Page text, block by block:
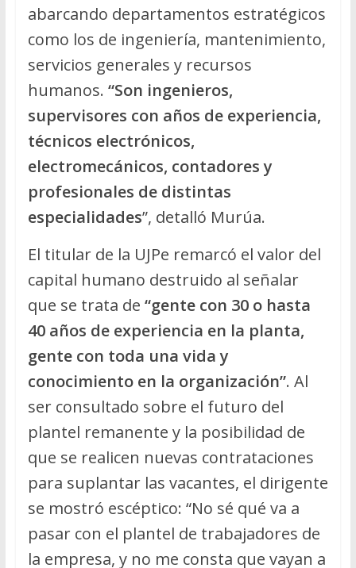
abarcando departamentos estratégicos
como los de ingeniería, mantenimiento,
servicios generales y recursos
humanos. “Son ingenieros,
supervisores con años de experiencia,
técnicos electrónicos,
electromecánicos, contadores y
profesionales de distintas
especialidades”, detalló Murúa.
El titular de la UJPe remarcó el valor del
capital humano destruido al señalar
que se trata de “gente con 30 o hasta
40 años de experiencia en la planta,
gente con toda una vida y
conocimiento en la organización”. Al
ser consultado sobre el futuro del
plantel remanente y la posibilidad de
que se realicen nuevas contrataciones
para suplantar las vacantes, el dirigente
se mostró escéptico: “No sé qué va a
pasar con el plantel de trabajadores de
la empresa, y no me consta que vayan a